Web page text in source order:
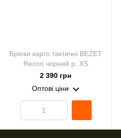
Брюки карго тактичні BEZET
Recon чорний р. XS
2 390 грн
Оптові ціни